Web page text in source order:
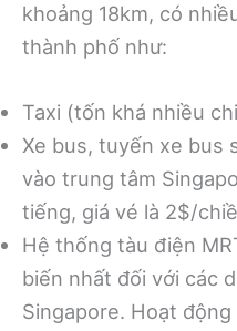
khoảng 18km, có
thành phố như:
Taxi (tốn khá nhiều
Xe bus, tuyến xe bus
vào trung tâm
tiếng, giá vé là 2$/
Hệ thống tàu điện
biến nhất đối với các
Singapore. Hoạt